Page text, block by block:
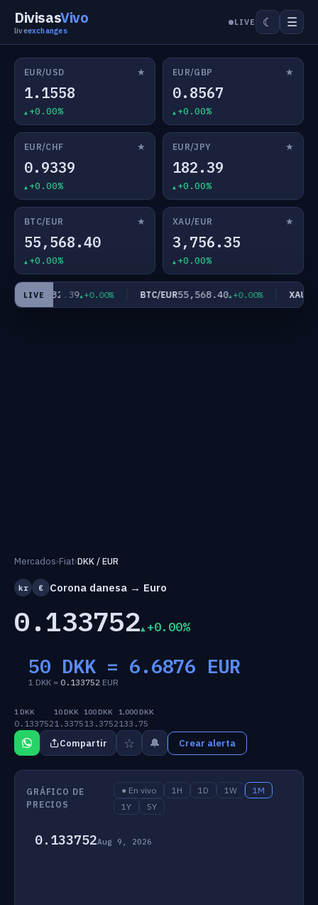
DivisasVivo
liveexchanges
LIVE ☾ ☰
EUR/USD ★
1.1558
+0.00%
EUR/GBP ★
0.8567
+0.00%
EUR/CHF ★
0.9339
+0.00%
EUR/JPY ★
182.39
+0.00%
BTC/EUR ★
55,568.40
+0.00%
XAU/EUR ★
3,756.35
+0.00%
LIVE
EUR/JPY182.39 +0.00% BTC/EUR55,568.40 +0.00% XAU/
Mercados›Fiat›DKK / EUR
kr € Corona danesa → Euro
0.133752 +0.00%
50 DKK = 6.6876 EUR
1 DKK = 0.133752 EUR
1 DKK
0.133752
10 DKK
1.3375
100 DKK
13.3752
1,000 DKK
133.75
Compartir ☆ 🔔 Crear alerta
GRÁFICO DE
PRECIOS
● En vivo 1H 1D 1W
1M
1Y
5Y
0.133752Aug 9, 2026